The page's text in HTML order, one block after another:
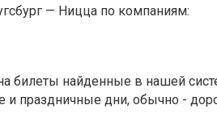
— Ницца по компаниям:
найденные в нашей
и праздничные дни, обычно -